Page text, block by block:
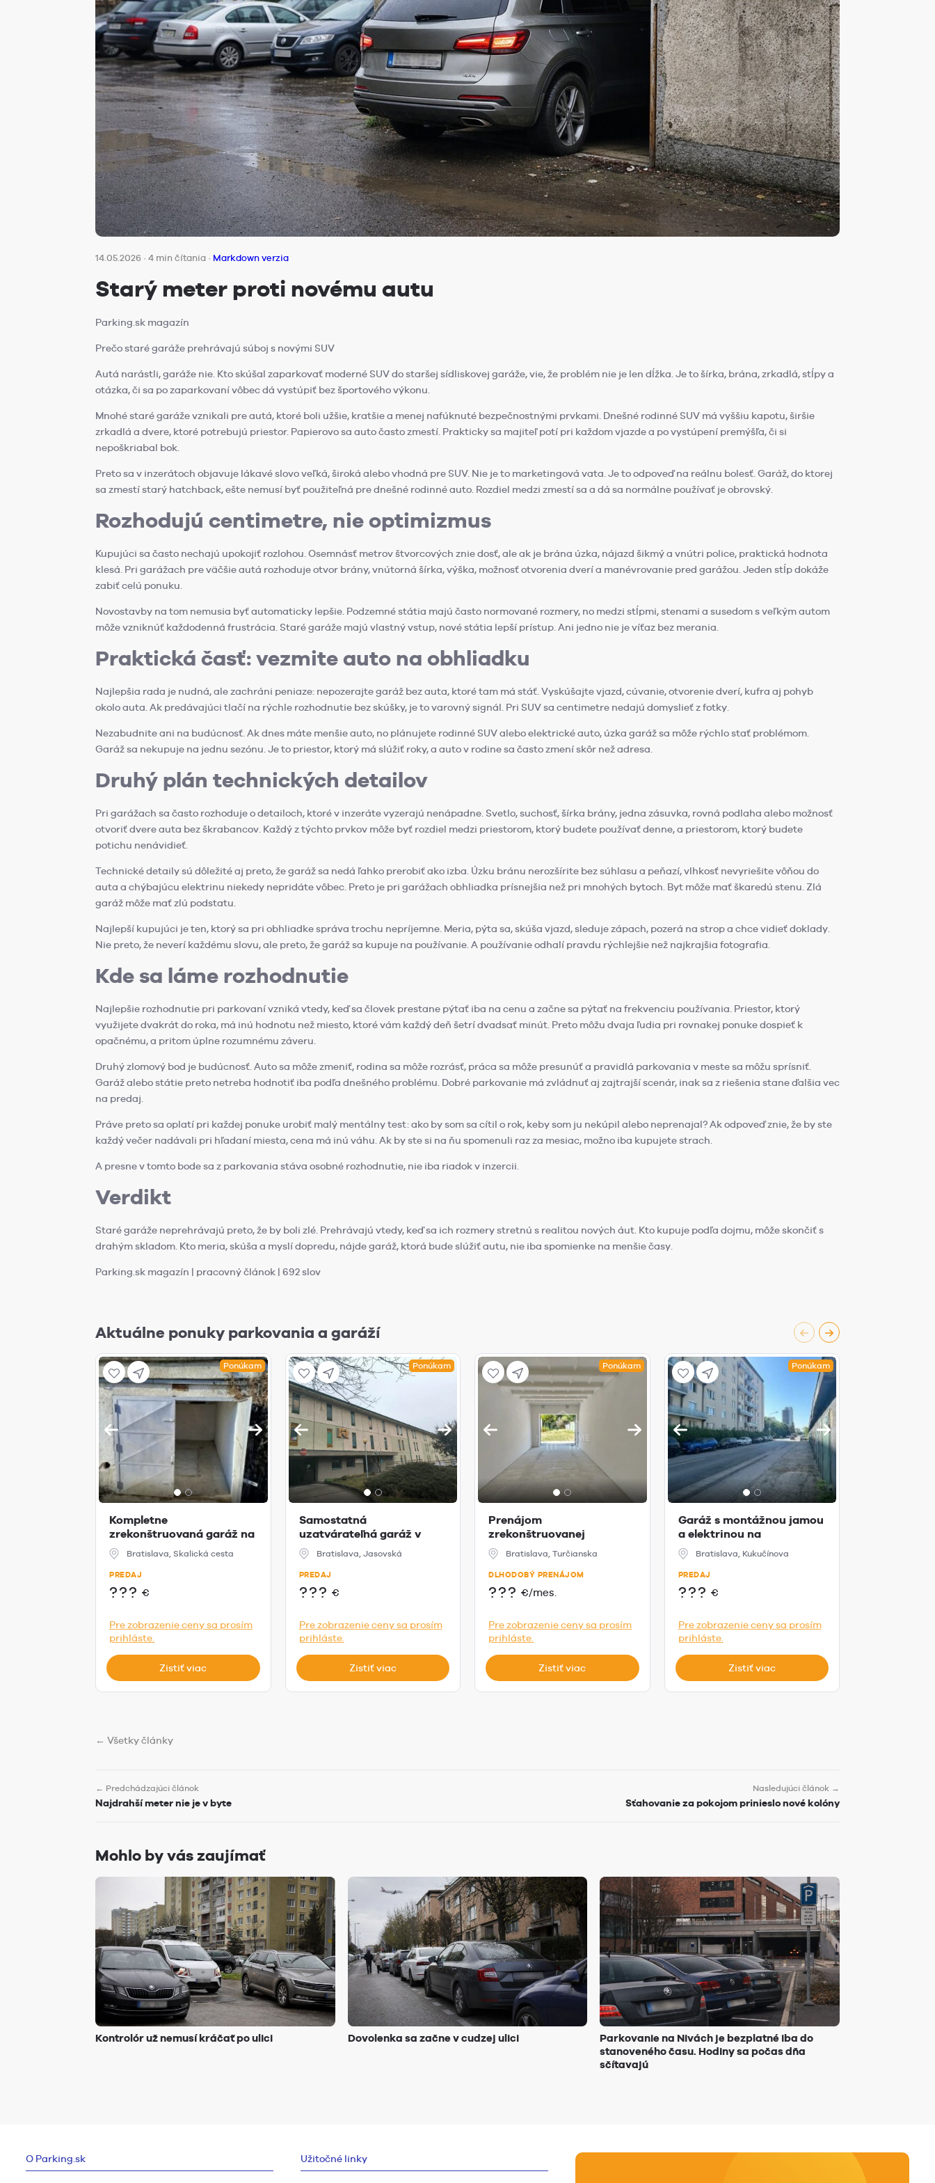
14.05.2026 · 4 min čítania · Markdown verzia
Starý meter proti novému autu
Parking.sk magazín
Prečo staré garáže prehrávajú súboj s novými SUV
Autá narástli, garáže nie. Kto skúšal zaparkovať moderné SUV do staršej sídliskovej garáže, vie, že problém nie je len dĺžka. Je to šírka, brána, zrkadlá, stĺpy a
otázka, či sa po zaparkovaní vôbec dá vystúpiť bez športového výkonu.
Mnohé staré garáže vznikali pre autá, ktoré boli užšie, kratšie a menej nafúknuté bezpečnostnými prvkami. Dnešné rodinné SUV má vyššiu kapotu, širšie
zrkadlá a dvere, ktoré potrebujú priestor. Papierovo sa auto často zmestí. Prakticky sa majiteľ potí pri každom vjazde a po vystúpení premýšľa, či si
nepoškriabal bok.
Preto sa v inzerátoch objavuje lákavé slovo veľká, široká alebo vhodná pre SUV. Nie je to marketingová vata. Je to odpoveď na reálnu bolesť. Garáž, do ktorej
sa zmestí starý hatchback, ešte nemusí byť použiteľná pre dnešné rodinné auto. Rozdiel medzi zmestí sa a dá sa normálne používať je obrovský.
Rozhodujú centimetre, nie optimizmus
Kupujúci sa často nechajú upokojiť rozlohou. Osemnásť metrov štvorcových znie dosť, ale ak je brána úzka, nájazd šikmý a vnútri police, praktická hodnota
klesá. Pri garážach pre väčšie autá rozhoduje otvor brány, vnútorná šírka, výška, možnosť otvorenia dverí a manévrovanie pred garážou. Jeden stĺp dokáže
zabiť celú ponuku.
Novostavby na tom nemusia byť automaticky lepšie. Podzemné státia majú často normované rozmery, no medzi stĺpmi, stenami a susedom s veľkým autom
môže vzniknúť každodenná frustrácia. Staré garáže majú vlastný vstup, nové státia lepší prístup. Ani jedno nie je víťaz bez merania.
Praktická časť: vezmite auto na obhliadku
Najlepšia rada je nudná, ale zachráni peniaze: nepozerajte garáž bez auta, ktoré tam má stáť. Vyskúšajte vjazd, cúvanie, otvorenie dverí, kufra aj pohyb
okolo auta. Ak predávajúci tlačí na rýchle rozhodnutie bez skúšky, je to varovný signál. Pri SUV sa centimetre nedajú domyslieť z fotky.
Nezabudnite ani na budúcnosť. Ak dnes máte menšie auto, no plánujete rodinné SUV alebo elektrické auto, úzka garáž sa môže rýchlo stať problémom.
Garáž sa nekupuje na jednu sezónu. Je to priestor, ktorý má slúžiť roky, a auto v rodine sa často zmení skôr než adresa.
Druhý plán technických detailov
Pri garážach sa často rozhoduje o detailoch, ktoré v inzeráte vyzerajú nenápadne. Svetlo, suchosť, šírka brány, jedna zásuvka, rovná podlaha alebo možnosť
otvoriť dvere auta bez škrabancov. Každý z týchto prvkov môže byť rozdiel medzi priestorom, ktorý budete používať denne, a priestorom, ktorý budete
potichu nenávidieť.
Technické detaily sú dôležité aj preto, že garáž sa nedá ľahko prerobiť ako izba. Úzku bránu nerozšírite bez súhlasu a peňazí, vlhkosť nevyriešite vôňou do
auta a chýbajúcu elektrinu niekedy nepridáte vôbec. Preto je pri garážach obhliadka prísnejšia než pri mnohých bytoch. Byt môže mať škaredú stenu. Zlá
garáž môže mať zlú podstatu.
Najlepší kupujúci je ten, ktorý sa pri obhliadke správa trochu nepríjemne. Meria, pýta sa, skúša vjazd, sleduje zápach, pozerá na strop a chce vidieť doklady.
Nie preto, že neverí každému slovu, ale preto, že garáž sa kupuje na používanie. A používanie odhalí pravdu rýchlejšie než najkrajšia fotografia.
Kde sa láme rozhodnutie
Najlepšie rozhodnutie pri parkovaní vzniká vtedy, keď sa človek prestane pýtať iba na cenu a začne sa pýtať na frekvenciu používania. Priestor, ktorý
využijete dvakrát do roka, má inú hodnotu než miesto, ktoré vám každý deň šetrí dvadsať minút. Preto môžu dvaja ľudia pri rovnakej ponuke dospieť k
opačnému, a pritom úplne rozumnému záveru.
Druhý zlomový bod je budúcnosť. Auto sa môže zmeniť, rodina sa môže rozrásť, práca sa môže presunúť a pravidlá parkovania v meste sa môžu sprísniť.
Garáž alebo státie preto netreba hodnotiť iba podľa dnešného problému. Dobré parkovanie má zvládnuť aj zajtrajší scenár, inak sa z riešenia stane ďalšia vec
na predaj.
Práve preto sa oplatí pri každej ponuke urobiť malý mentálny test: ako by som sa cítil o rok, keby som ju nekúpil alebo neprenajal? Ak odpoveď znie, že by ste
každý večer nadávali pri hľadaní miesta, cena má inú váhu. Ak by ste si na ňu spomenuli raz za mesiac, možno iba kupujete strach.
A presne v tomto bode sa z parkovania stáva osobné rozhodnutie, nie iba riadok v inzercii.
Verdikt
Staré garáže neprehrávajú preto, že by boli zlé. Prehrávajú vtedy, keď sa ich rozmery stretnú s realitou nových áut. Kto kupuje podľa dojmu, môže skončiť s
drahým skladom. Kto meria, skúša a myslí dopredu, nájde garáž, ktorá bude slúžiť autu, nie iba spomienke na menšie časy.
Parking.sk magazín | pracovný článok | 692 slov
Aktuálne ponuky parkovania a garáží
Ponúkam
Kompletne
zrekonštruovaná garáž na
Skalickej ceste na p...
Bratislava, Skalická cesta
PREDAJ
??? €
Pre zobrazenie ceny sa prosím
prihláste.
Zistiť viac
Ponúkam
Samostatná
uzatvárateľná garáž v
parkovacom dome na
Jas...
Bratislava, Jasovská
PREDAJ
??? €
Pre zobrazenie ceny sa prosím
prihláste.
Zistiť viac
Ponúkam
Prenájom
zrekonštruovanej
samostatnej garáže na ul.
Tur...
Bratislava, Turčianska
DLHODOBÝ PRENÁJOM
??? €/mes.
Pre zobrazenie ceny sa prosím
prihláste.
Zistiť viac
Ponúkam
Garáž s montážnou jamou
a elektrinou na
Kukučínovej uli...
Bratislava, Kukučínova
PREDAJ
??? €
Pre zobrazenie ceny sa prosím
prihláste.
Zistiť viac
← Všetky články
← Predchádzajúci článok
Najdrahší meter nie je v byte
Nasledujúci článok →
Sťahovanie za pokojom prinieslo nové kolóny
Mohlo by vás zaujímať
Kontrolór už nemusí kráčať po ulici Dovolenka sa začne v cudzej ulici
Parkovanie na Nivách je bezplatné iba do
stanoveného času. Hodiny sa počas dňa
sčítavajú
O Parking.sk Užitočné linky